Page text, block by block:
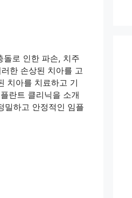
돌로 인한 파손, 치주
한 손상된 치아를 고
치아를 치료하고 기
란트 클리닉을 소개
밀하고 안정적인 임플